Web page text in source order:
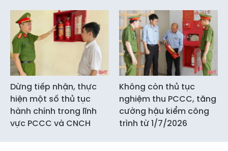
Dừng tiếp nhận, thực
hiện một số thủ tục
hành chính trong lĩnh
vực PCCC và CNCH
Không còn thủ tục
nghiệm thu PCCC, tăng
cường hậu kiểm công
trình từ 1/7/2026